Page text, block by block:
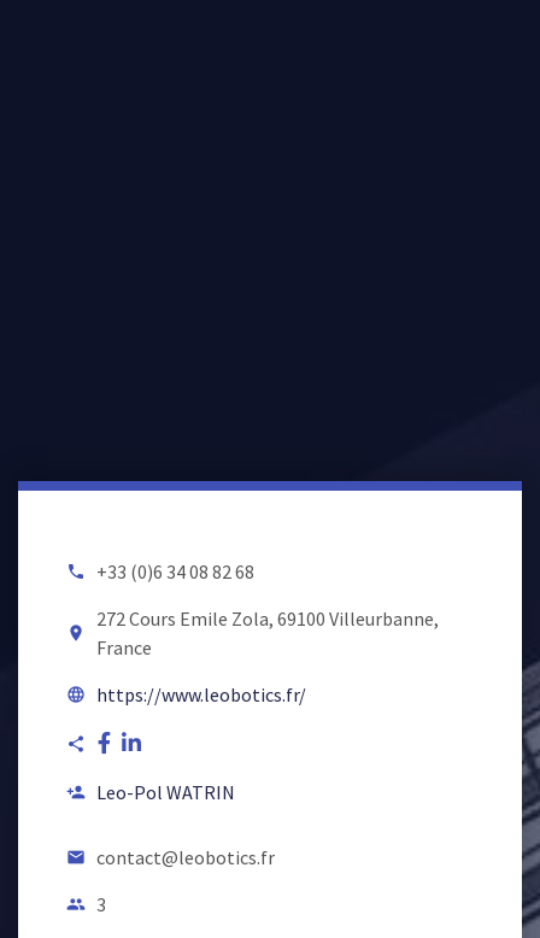
local_phone +33 (0)6 34 08 82 68
room
272 Cours Emile Zola, 69100 Villeurbanne,
France
language https://www.leobotics.fr/
share
person_add Leo-Pol WATRIN
email contact@leobotics.fr
people 3